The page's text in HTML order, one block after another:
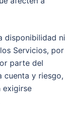
disponibilidad ni
Servicios, por
parte del
cuenta y riesgo,
exigirse